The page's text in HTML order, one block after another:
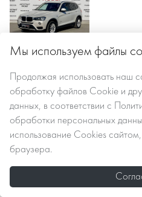
2015 г.в.
2 100 000 РУБ
EXEEDEXEED RX
Мы используем файлы
Продолжая использовать наш
обработку файлов Сookie и
данных, в соответствии с
обработки персональных
использование Cookies
браузера.